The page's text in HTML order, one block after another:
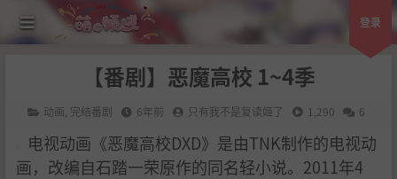
登录
【番剧】恶魔高校 1~4季
动画 完结番剧 6年前 只有我不是复读姬了 1,290 6
电视动画《恶魔高校DXD》是由TNK制作的电视动
画，改编自石踏一荣原作的同名轻小说。2011年4